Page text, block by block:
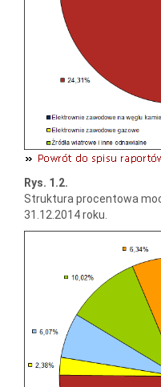
Rys. 1.2.
Struktura procentowa
31.12.2014 roku.